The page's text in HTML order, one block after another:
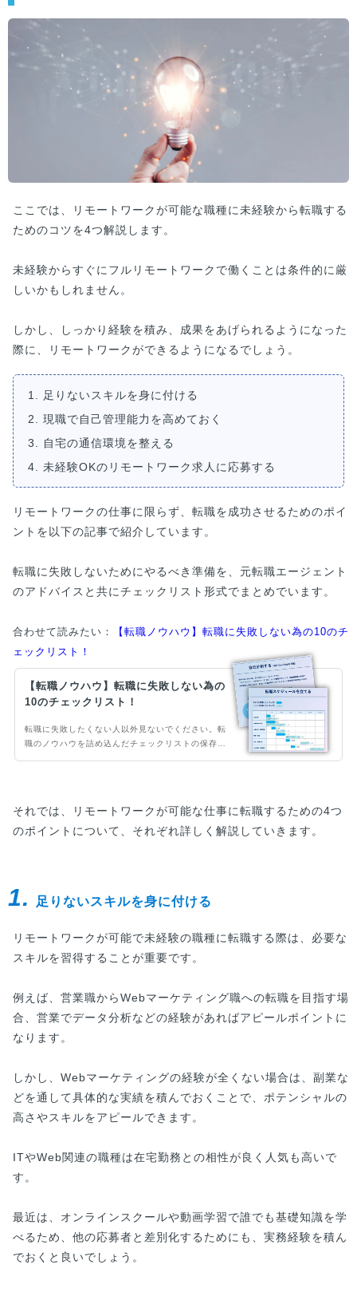
ここでは、リモートワークが可能な職種に未経験から転職する
ためのコツを4つ解説します。
未経験からすぐにフルリモートワークで働くことは条件的に厳
しいかもしれません。
しかし、しっかり経験を積み、成果をあげられるようになった
際に、リモートワークができるようになるでしょう。
1. 足りないスキルを身に付ける
2. 現職で自己管理能力を高めておく
3. 自宅の通信環境を整える
4. 未経験OKのリモートワーク求人に応募する
リモートワークの仕事に限らず、転職を成功させるためのポイ
ントを以下の記事で紹介しています。
転職に失敗しないためにやるべき準備を、元転職エージェント
のアドバイスと共にチェックリスト形式でまとめでいます。
合わせて読みたい：
【転職ノウハウ】転職に失敗しない為の10のチ
ェックリスト！
【転職ノウハウ】転職に失敗しない為の
10のチェックリスト！
転職に失敗したくない人以外見ないでください。転
職のノウハウを詰め込んだチェックリストの保存
それでは、リモートワークが可能な仕事に転職するための4つ
のポイントについて、それぞれ詳しく解説していきます。
1. 足りないスキルを身に付ける
リモートワークが可能で未経験の職種に転職する際は、必要な
スキルを習得することが重要です。
例えば、営業職からWebマーケティング職への転職を目指す場
合、営業でデータ分析などの経験があればアピールポイントに
なります。
しかし、Webマーケティングの経験が全くない場合は、副業な
どを通して具体的な実績を積んでおくことで、ポテンシャルの
高さやスキルをアピールできます。
ITやWeb関連の職種は在宅勤務との相性が良く人気も高いで
す。
最近は、オンラインスクールや動画学習で誰でも基礎知識を学
べるため、他の応募者と差別化するためにも、実務経験を積ん
でおくと良いでしょう。